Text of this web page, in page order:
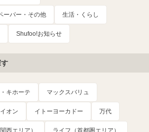
ーパー・その他 生活・くらし
Shufoo!お知らせ
・キホーテ マックスバリュ
イオン イトーヨーカドー 万代
西エリア） ライフ（首都圏エリア）